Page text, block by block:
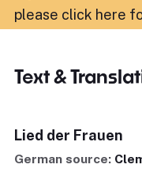
please click here
Text &
Lied der Frauen
German source: